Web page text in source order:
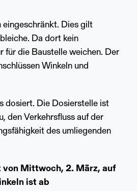
Dies gilt
Da dort kein
für die Baustelle weichen. Der
Winkeln und
dosiert. Die Dosierstelle ist
den Verkehrsfluss auf der
des umliegenden
Mittwoch, 2. März, auf
ist ab